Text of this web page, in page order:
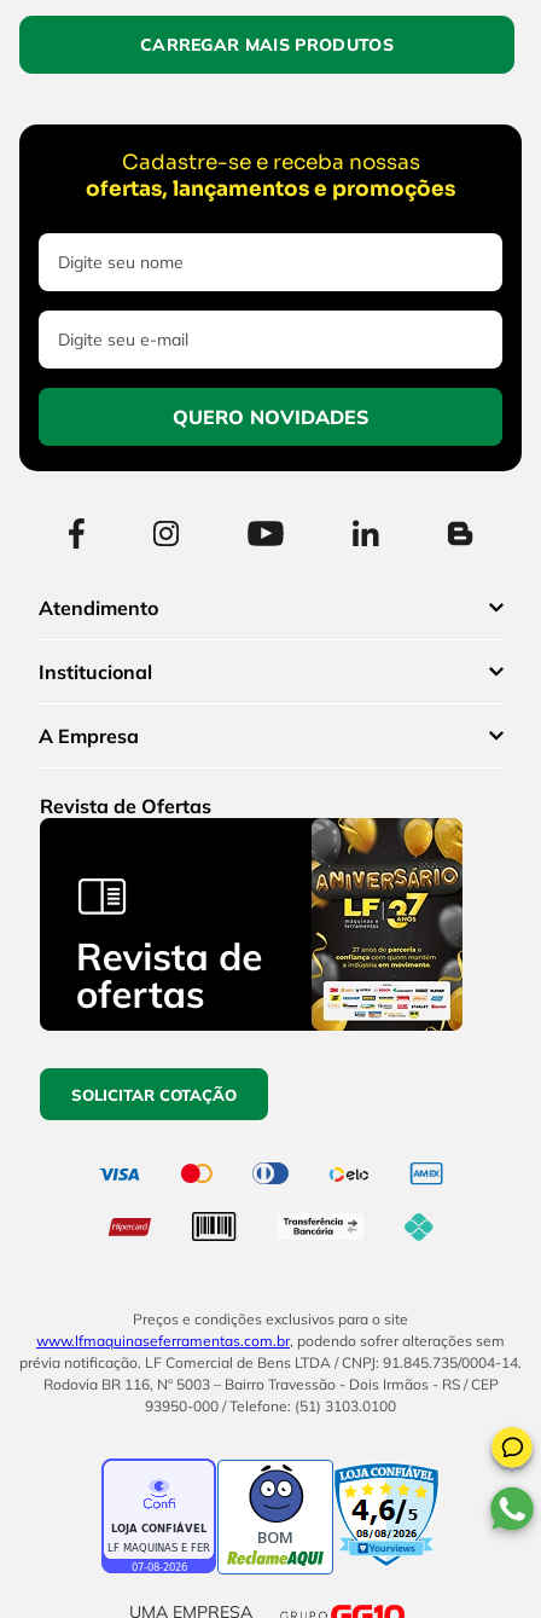
Cadastre-se e receba nossas
ofertas, lançamentos e promoções
QUERO NOVIDADES
Atendimento
Institucional
A Empresa
Revista de Ofertas
SOLICITAR COTAÇÃO
Preços e condições exclusivos para o site
www.lfmaquinaseferramentas.com.br, podendo sofrer alterações sem
prévia notificação. LF Comercial de Bens LTDA / CNPJ: 91.845.735/0004-14.
Rodovia BR 116, Nº 5003 – Bairro Travessão - Dois Irmãos - RS / CEP
93950-000 / Telefone: (51) 3103.0100
BOM
UMA EMPRESA